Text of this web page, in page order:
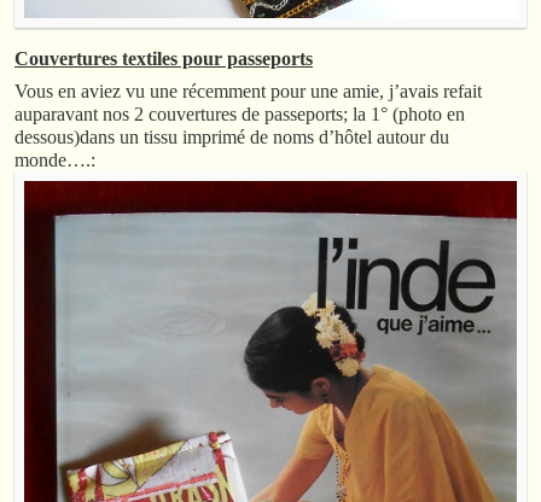
Couvertures textiles pour passeports
Vous en aviez vu une récemment pour une amie, j’avais refait
auparavant nos 2 couvertures de passeports; la 1° (photo en
dessous)dans un tissu imprimé de noms d’hôtel autour du
monde….: